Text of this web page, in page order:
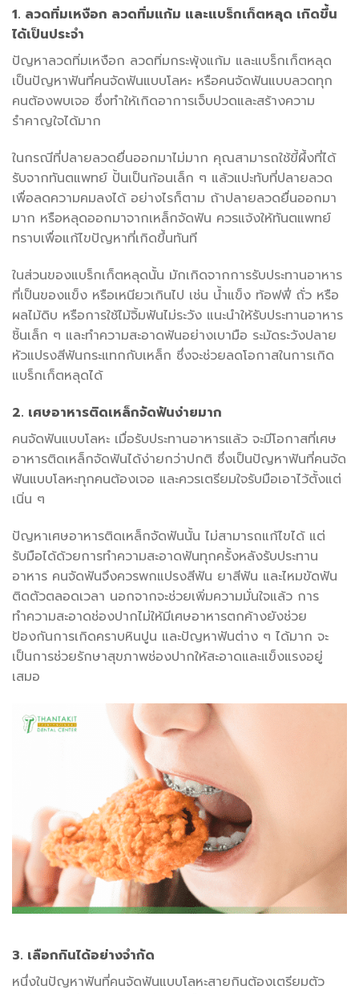
1. ลวดทิ่มเหงือก ลวดทิ่มแก้ม และแบร็กเก็ตหลุด เกิดขึ้น
ได้เป็นประจำ
ปัญหาลวดทิ่มเหงือก ลวดทิ่มกระพุ้งแก้ม และแบร็กเก็ตหลุด
เป็นปัญหาฟันที่คนจัดฟันแบบโลหะ หรือคนจัดฟันแบบลวดทุก
คนต้องพบเจอ ซึ่งทำให้เกิดอาการเจ็บปวดและสร้างความ
รำคาญใจได้มาก
ในกรณีที่ปลายลวดยื่นออกมาไม่มาก คุณสามารถใช้ขี้ผึ้งที่ได้
รับจากทันตแพทย์ ปั้นเป็นก้อนเล็ก ๆ แล้วแปะทับที่ปลายลวด
เพื่อลดความคมลงได้ อย่างไรก็ตาม ถ้าปลายลวดยื่นออกมา
มาก หรือหลุดออกมาจากเหล็กจัดฟัน ควรแจ้งให้ทันตแพทย์
ทราบเพื่อแก้ไขปัญหาที่เกิดขึ้นทันที
ในส่วนของแบร็กเก็ตหลุดนั้น มักเกิดจากการรับประทานอาหาร
ที่เป็นของแข็ง หรือเหนียวเกินไป เช่น น้ำแข็ง ท้อฟฟี่ ถั่ว หรือ
ผลไม้ดิบ หรือการใช้ไม้จิ้มฟันไม่ระวัง แนะนำให้รับประทานอาหาร
ชิ้นเล็ก ๆ และทำความสะอาดฟันอย่างเบามือ ระมัดระวังปลาย
หัวแปรงสีฟันกระแทกกับเหล็ก ซึ่งจะช่วยลดโอกาสในการเกิด
แบร็กเก็ตหลุดได้
2. เศษอาหารติดเหล็กจัดฟันง่ายมาก
คนจัดฟันแบบโลหะ เมื่อรับประทานอาหารแล้ว จะมีโอกาสที่เศษ
อาหารติดเหล็กจัดฟันได้ง่ายกว่าปกติ ซึ่งเป็นปัญหาฟันที่คนจัด
ฟันแบบโลหะทุกคนต้องเจอ และควรเตรียมใจรับมือเอาไว้ตั้งแต่
เนิ่น ๆ
ปัญหาเศษอาหารติดเหล็กจัดฟันนั้น ไม่สามารถแก้ไขได้ แต่
รับมือได้ด้วยการทำความสะอาดฟันทุกครั้งหลังรับประทาน
อาหาร คนจัดฟันจึงควรพกแปรงสีฟัน ยาสีฟัน และไหมขัดฟัน
ติดตัวตลอดเวลา นอกจากจะช่วยเพิ่มความมั่นใจแล้ว การ
ทำความสะอาดช่องปากไม่ให้มีเศษอาหารตกค้างยังช่วย
ป้องกันการเกิดคราบหินปูน และปัญหาฟันต่าง ๆ ได้มาก จะ
เป็นการช่วยรักษาสุขภาพช่องปากให้สะอาดและแข็งแรงอยู่
เสมอ
3. เลือกกินได้อย่างจำกัด
หนึ่งในปัญหาฟันที่คนจัดฟันแบบโลหะสายกินต้องเตรียมตัว